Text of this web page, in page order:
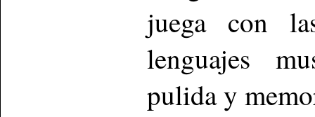
juega con
lenguajes
pulida y